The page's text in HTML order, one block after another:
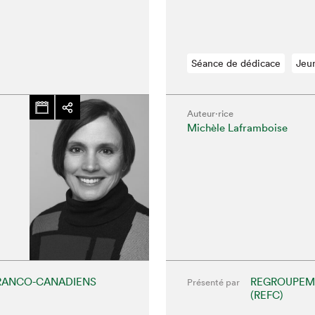
vous?
CANADIENS
Séance de dédicace
Auteur·rice
Michèle Laframboise
Présenté par
(REFC)